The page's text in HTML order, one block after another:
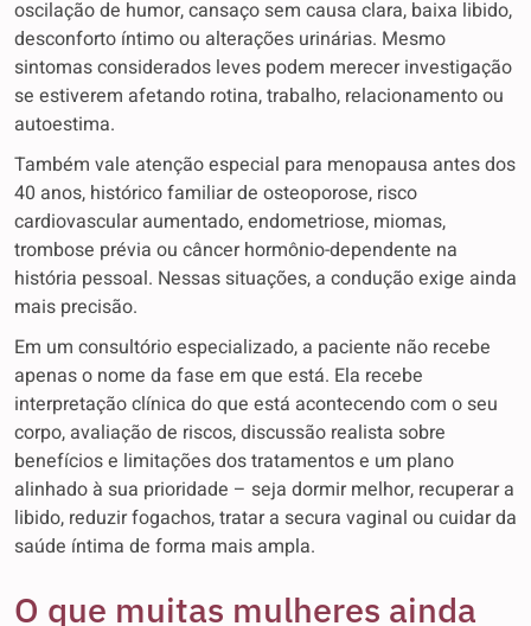
oscilação de humor, cansaço sem causa clara, baixa libido,
desconforto íntimo ou alterações urinárias. Mesmo
sintomas considerados leves podem merecer investigação
se estiverem afetando rotina, trabalho, relacionamento ou
autoestima.
Também vale atenção especial para menopausa antes dos
40 anos, histórico familiar de osteoporose, risco
cardiovascular aumentado, endometriose, miomas,
trombose prévia ou câncer hormônio-dependente na
história pessoal. Nessas situações, a condução exige ainda
mais precisão.
Em um consultório especializado, a paciente não recebe
apenas o nome da fase em que está. Ela recebe
interpretação clínica do que está acontecendo com o seu
corpo, avaliação de riscos, discussão realista sobre
benefícios e limitações dos tratamentos e um plano
alinhado à sua prioridade – seja dormir melhor, recuperar a
libido, reduzir fogachos, tratar a secura vaginal ou cuidar da
saúde íntima de forma mais ampla.
O que muitas mulheres ainda